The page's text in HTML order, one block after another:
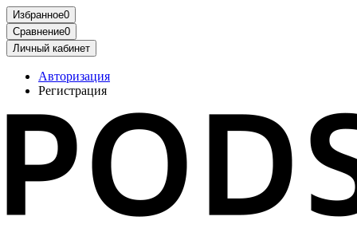
Избранное0
Сравнение0
Личный кабинет
Авторизация
Регистрация